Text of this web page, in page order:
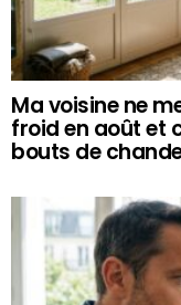
Ma voisine ne
froid en août et
bouts de